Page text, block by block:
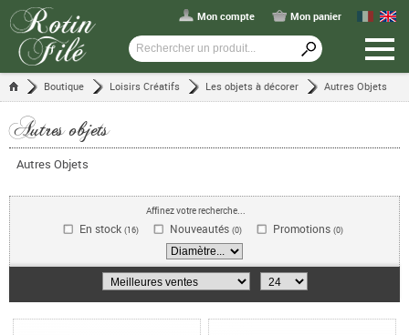
Mon compte Mon panier
Boutique Loisirs Créatifs Les objets à décorer Autres Objets
Autres objets
Autres Objets
Affinez votre recherche...
En stock (16) Nouveautés (0) Promotions (0)